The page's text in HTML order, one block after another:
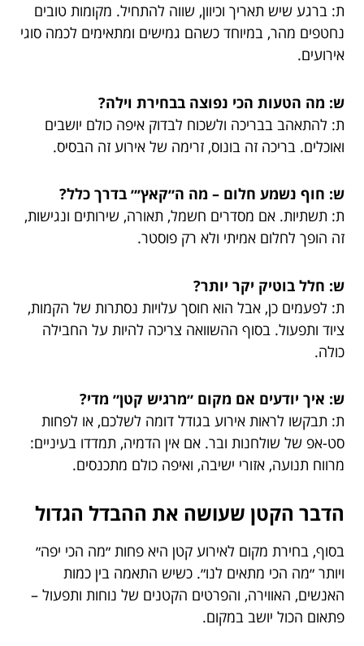
ת: ברגע שיש תאריך וכיוון, שווה להתחיל. מקומות טובים
נחטפים מהר, במיוחד כשהם גמישים ומתאימים לכמה סוגי
אירועים.
ש: מה הטעות הכי נפוצה בבחירת וילה?
ת: להתאהב בבריכה ולשכוח לבדוק איפה כולם יושבים
ואוכלים. בריכה זה בונוס, זרימה של אירוע זה הבסיס.
ש: חוף נשמע חלום – מה ה״קאץ׳״ בדרך כלל?
ת: תשתיות. אם מסדרים חשמל, תאורה, שירותים ונגישות,
זה הופך לחלום אמיתי ולא רק פוסטר.
ש: חלל בוטיק יקר יותר?
ת: לפעמים כן, אבל הוא חוסך עלויות נסתרות של הקמות,
ציוד ותפעול. בסוף ההשוואה צריכה להיות על החבילה
כולה.
ש: איך יודעים אם מקום ״מרגיש קטן״ מדי?
ת: תבקשו לראות אירוע בגודל דומה לשלכם, או לפחות
סט-אפ של שולחנות ובר. אם אין הדמיה, תמדדו בעיניים:
מרווח תנועה, אזורי ישיבה, ואיפה כולם מתכנסים.
הדבר הקטן שעושה את ההבדל הגדול
בסוף, בחירת מקום לאירוע קטן היא פחות ״מה הכי יפה״
ויותר ״מה הכי מתאים לנו״. כשיש התאמה בין כמות
האנשים, האווירה, והפרטים הקטנים של נוחות ותפעול –
פתאום הכול יושב במקום.